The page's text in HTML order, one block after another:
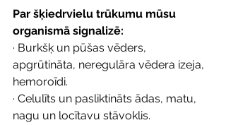
Par šķiedrvielu trūkumu mūsu
organismā signalizē:
· Burkšķ un pūšas vēders,
apgrūtināta, neregulāra vēdera izeja,
hemoroīdi.
· Celulīts un pasliktināts ādas, matu,
nagu un locītavu stāvoklis.